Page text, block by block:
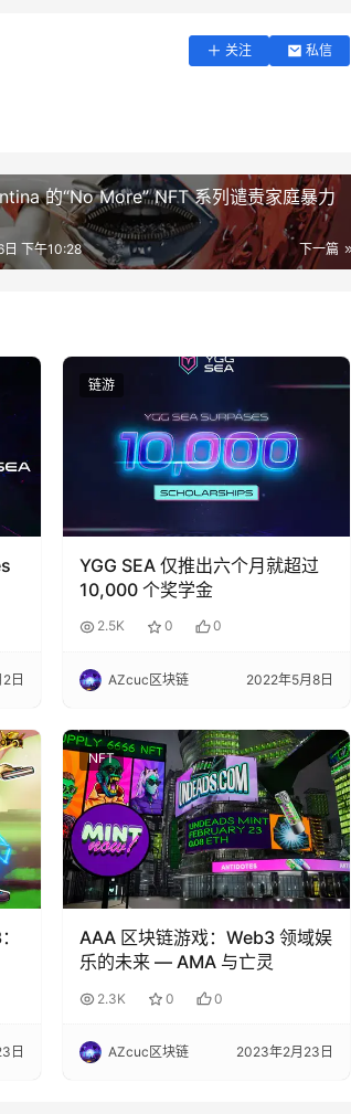
关注 私信
的“No More” NFT 系列谴责家庭暴力
下一篇
下午10:28
日
链游
YGG SEA 仅推出六个月就超过
10,000 个奖学金
2.5K 0 0
AZcuc区块链 2022年5月8日
日
NFT
AAA 区块链游戏：Web3 领域娱
乐的未来 — AMA 与亡灵
2.3K 0 0
AZcuc区块链 2023年2月23日